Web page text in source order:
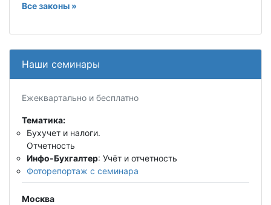
Все законы »
Наши семинары
Ежеквартально и бесплатно
Тематика:
Бухучет и налоги.
Отчетность
Инфо-Бухгалтер: Учёт и отчетность
Фоторепортаж с семинара
Москва